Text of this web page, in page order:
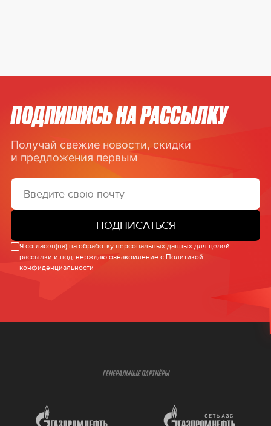
ПОДПИШИСЬ НА РАССЫЛКУ
Получай свежие новости, скидки
и предложения первым
ПОДПИСАТЬСЯ
Я согласен(на) на обработку персональных данных для целей
рассылки и подтверждаю ознакомление с Политикой
конфиденциальности
ГЕНЕРАЛЬНЫЕ ПАРТНЁРЫ